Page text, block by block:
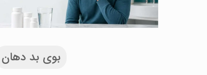
بوی بد دهان